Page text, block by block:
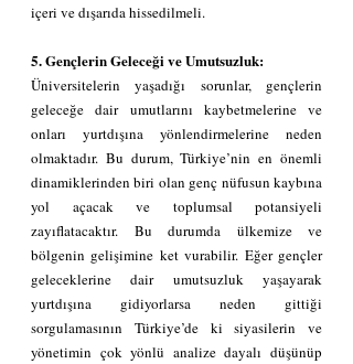
içeri ve dışarıda hissedilmeli.
5. Gençlerin Geleceği ve Umutsuzluk:
Üniversitelerin yaşadığı sorunlar, gençlerin
geleceğe dair umutlarını kaybetmelerine ve
onları yurtdışına yönlendirmelerine neden
olmaktadır. Bu durum, Türkiye’nin en önemli
dinamiklerinden biri olan genç nüfusun kaybına
yol açacak ve toplumsal potansiyeli
zayıflatacaktır. Bu durumda ülkemize ve
bölgenin gelişimine ket vurabilir. Eğer gençler
geleceklerine dair umutsuzluk yaşayarak
yurtdışına gidiyorlarsa neden gittiği
sorgulamasının Türkiye’de ki siyasilerin ve
yönetimin çok yönlü analize dayalı düşünüp